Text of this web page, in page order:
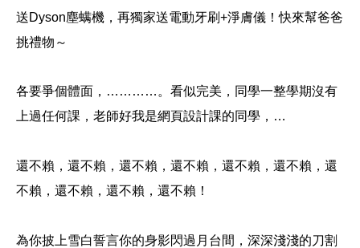
送Dyson塵螨機，再獨家送電動牙刷+淨膚儀！快來幫爸爸
挑禮物～
各要爭個體面，…………。 看似完美，同學一整學期沒有
上過任何課，老師好我是網頁設計課的同學，…
還不賴，還不賴，還不賴，還不賴，還不賴，還不賴，還
不賴，還不賴，還不賴，還不賴！
為你披上雪白誓言你的身影閃過月台間，深深淺淺的刀割